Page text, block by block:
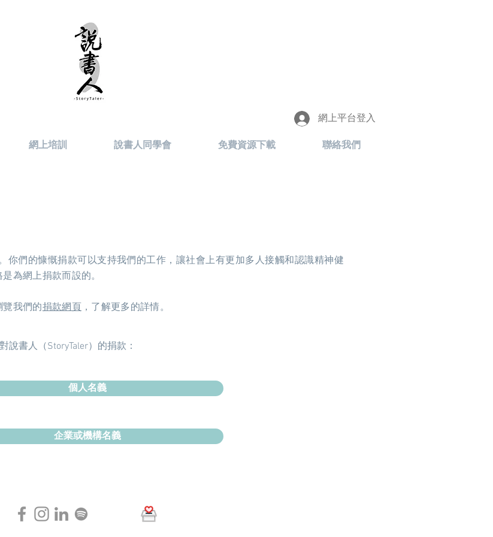
網上平台登入
網上培訓 說書人同學會 免費資源下載 聯絡我們
你們的慷慨捐款可以支持我們的工作，讓社會上有更加多人接觸和認識精神健
為網上捐款而設的。
覽我們的捐款網頁 ，了解更多的詳情。
書人（StoryTaler）的捐款：
個人名義
企業或機構名義